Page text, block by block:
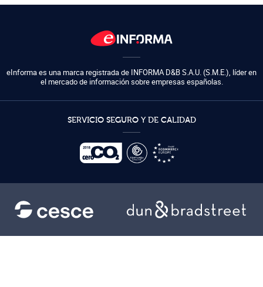
eInforma es una marca registrada de INFORMA D&B S.A.U. (S.M.E.), líder en
el mercado de información sobre empresas españolas.
SERVICIO SEGURO Y DE CALIDAD